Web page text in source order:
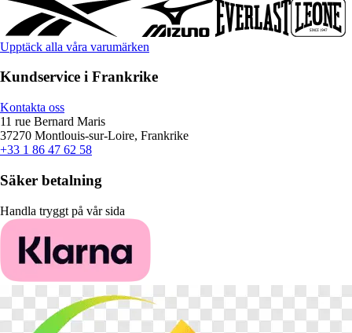
Upptäck alla våra varumärken
Kundservice i Frankrike
Kontakta oss
11 rue Bernard Maris
37270 Montlouis-sur-Loire, Frankrike
+33 1 86 47 62 58
Säker betalning
Handla tryggt på vår sida